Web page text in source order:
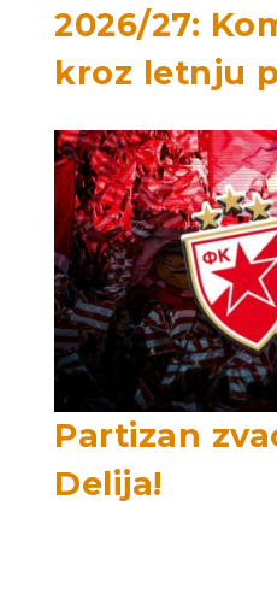
2026/27:
kroz letnju
Partizan
Delija!